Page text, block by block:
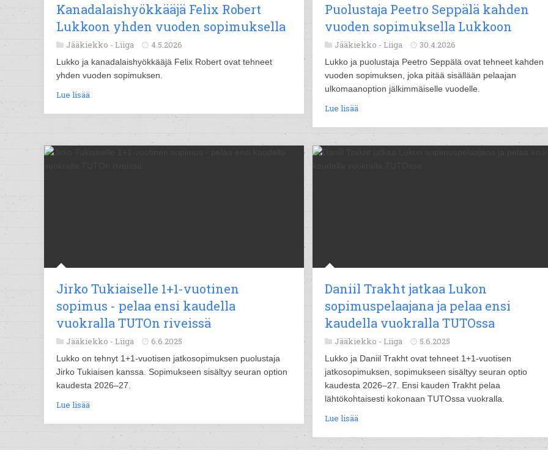
Kanadalaishyökkääjä Felix Robert
Lukkoon yhden vuoden sopimuksella
Jääkiekko - Liiga 4.5.2026
Lukko ja kanadalaishyökkääjä Felix Robert ovat tehneet
yhden vuoden sopimuksen.
Lue lisää
Puolustaja Peetro Seppälä kahden
vuoden sopimuksella Lukkoon
Jääkiekko - Liiga 30.4.2026
Lukko ja puolustaja Peetro Seppälä ovat tehneet kahden
vuoden sopimuksen, joka pitää sisällään pelaajan
ulkomaanoption jälkimmäiselle vuodelle.
Lue lisää
Jirko Tukiaiselle 1+1-vuotinen
sopimus - pelaa ensi kaudella
vuokralla TUTOn riveissä
Jääkiekko - Liiga 6.6.2025
Lukko on tehnyt 1+1-vuotisen jatkosopimuksen puolustaja
Jirko Tukiaisen kanssa. Sopimukseen sisältyy seuran option
kaudesta 2026–27.
Lue lisää
Daniil Trakht jatkaa Lukon
sopimuspelaajana ja pelaa ensi
kaudella vuokralla TUTOssa
Jääkiekko - Liiga 5.6.2025
Lukko ja Daniil Trakht ovat tehneet 1+1-vuotisen
jatkosopimuksen, sopimukseen sisältyy seuran optio
kaudesta 2026–27. Ensi kauden Trakht pelaa
lähtökohtaisesti kokonaan TUTOssa vuokralla.
Lue lisää